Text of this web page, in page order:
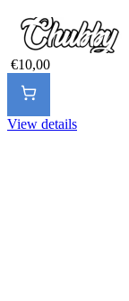
€10,00
View details